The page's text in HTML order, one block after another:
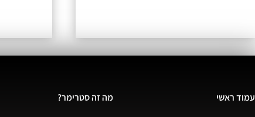
עמוד ראשי מה זה סטרימר?